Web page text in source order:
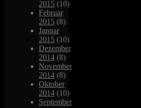
2015 (10)
Februar
2015 (8)
Januar
2015 (10)
Dezember
2014 (8)
November
2014 (8)
Oktober
2014 (10)
September